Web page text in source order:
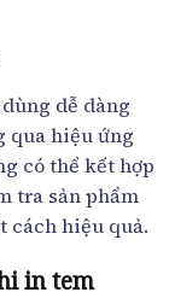
dễ dàng
qua hiệu ứng
có thể kết hợp
tra sản phẩm
cách hiệu quả.
in tem